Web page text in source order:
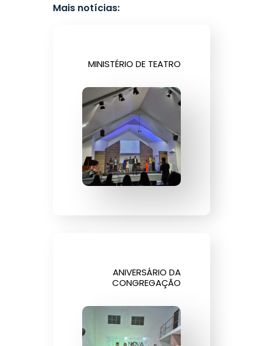
Mais notícias:
MINISTÉRIO DE TEATRO
ANIVERSÁRIO DA
CONGREGAÇÃO